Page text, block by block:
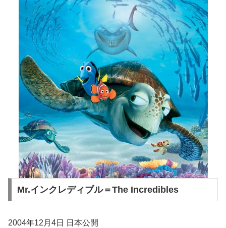
Mr.インクレディブル＝The Incredibles
2004年12月4日 日本公開